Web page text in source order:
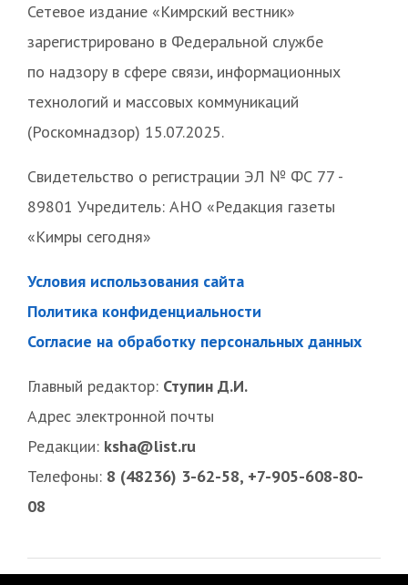
Сетевое издание «Кимрский вестник»
зарегистрировано в Федеральной службе
по надзору в сфере связи, информационных
технологий и массовых коммуникаций
(Роскомнадзор) 15.07.2025.
Свидетельство о регистрации ЭЛ № ФС 77 -
89801 Учредитель: АНО «Редакция газеты
«Кимры сегодня»
Условия использования сайта
Политика конфиденциальности
Согласие на обработку персональных данных
Главный редактор: Ступин Д.И.
Адрес электронной почты
Редакции: ksha@list.ru
Телефоны: 8 (48236) 3-62-58, +7-905-608-80-
08